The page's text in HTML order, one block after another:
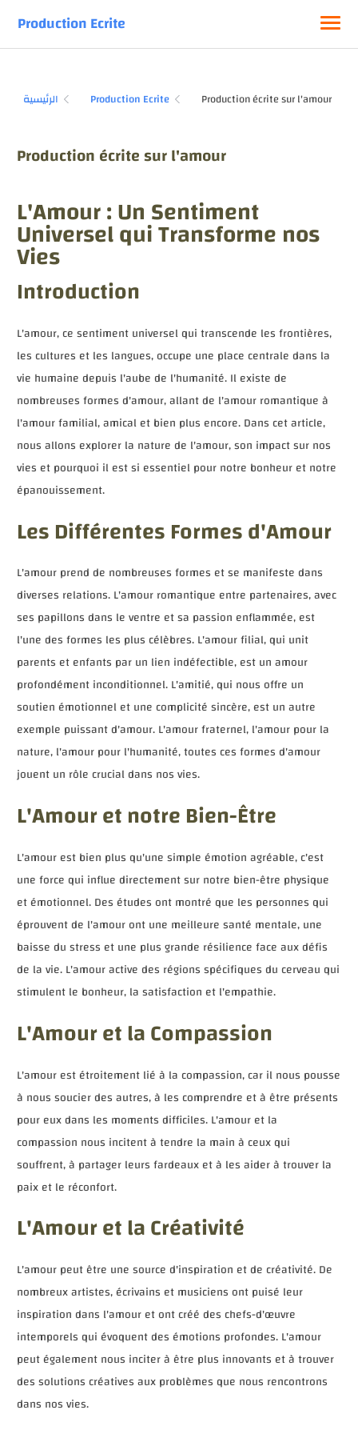
Production Ecrite
الرئيسية Production Ecrite
Production écrite sur l'amour
L'Amour : Un Sentiment
Universel qui Transforme nos
Vies
Introduction
L'amour, ce sentiment universel qui transcende les frontières,
les cultures et les langues, occupe une place centrale dans la
vie humaine depuis l'aube de l'humanité. Il existe de
nombreuses formes d'amour, allant de l'amour romantique à
l'amour familial, amical et bien plus encore. Dans cet article,
nous allons explorer la nature de l'amour, son impact sur nos
vies et pourquoi il est si essentiel pour notre bonheur et notre
épanouissement.
Les Différentes Formes d'Amour
L'amour prend de nombreuses formes et se manifeste dans
diverses relations. L'amour romantique entre partenaires, avec
ses papillons dans le ventre et sa passion enflammée, est
l'une des formes les plus célèbres. L'amour filial, qui unit
parents et enfants par un lien indéfectible, est un amour
profondément inconditionnel. L'amitié, qui nous offre un
soutien émotionnel et une complicité sincère, est un autre
exemple puissant d'amour. L'amour fraternel, l'amour pour la
nature, l'amour pour l'humanité, toutes ces formes d'amour
jouent un rôle crucial dans nos vies.
L'Amour et notre Bien-Être
L'amour est bien plus qu'une simple émotion agréable, c'est
une force qui influe directement sur notre bien-être physique
et émotionnel. Des études ont montré que les personnes qui
éprouvent de l'amour ont une meilleure santé mentale, une
baisse du stress et une plus grande résilience face aux défis
de la vie. L'amour active des régions spécifiques du cerveau qui
stimulent le bonheur, la satisfaction et l'empathie.
L'Amour et la Compassion
L'amour est étroitement lié à la compassion, car il nous pousse
à nous soucier des autres, à les comprendre et à être présents
pour eux dans les moments difficiles. L'amour et la
compassion nous incitent à tendre la main à ceux qui
souffrent, à partager leurs fardeaux et à les aider à trouver la
paix et le réconfort.
L'Amour et la Créativité
L'amour peut être une source d'inspiration et de créativité. De
nombreux artistes, écrivains et musiciens ont puisé leur
inspiration dans l'amour et ont créé des chefs-d'œuvre
intemporels qui évoquent des émotions profondes. L'amour
peut également nous inciter à être plus innovants et à trouver
des solutions créatives aux problèmes que nous rencontrons
dans nos vies.